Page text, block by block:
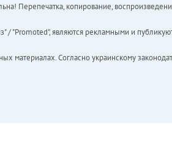
Перепечатка, копирование,
являются рекламными и
Согласно украинскому